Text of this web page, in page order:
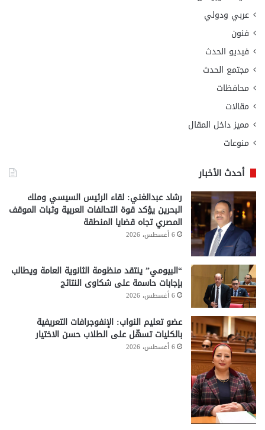
عربي ودولي
فنون
فيديو الحدث
مجتمع الحدث
محافظات
مقالات
مميز داخل المقال
منوعات
أحدث الأخبار
رشاد عبدالغني: لقاء الرئيس السيسي وملك
البحرين يؤكد قوة التحالفات العربية وثبات الموقف
المصري تجاه قضايا المنطقة
6 أغسطس، 2026
“البيومي” ينتقد منظومة الثانوية العامة ويطالب
بإجابات حاسمة على شكاوى النتائج
6 أغسطس، 2026
عضو تعليم النواب: الإنفوجرافات التعريفية
بالكليات تسهّل على الطلاب حسن الاختيار
6 أغسطس، 2026